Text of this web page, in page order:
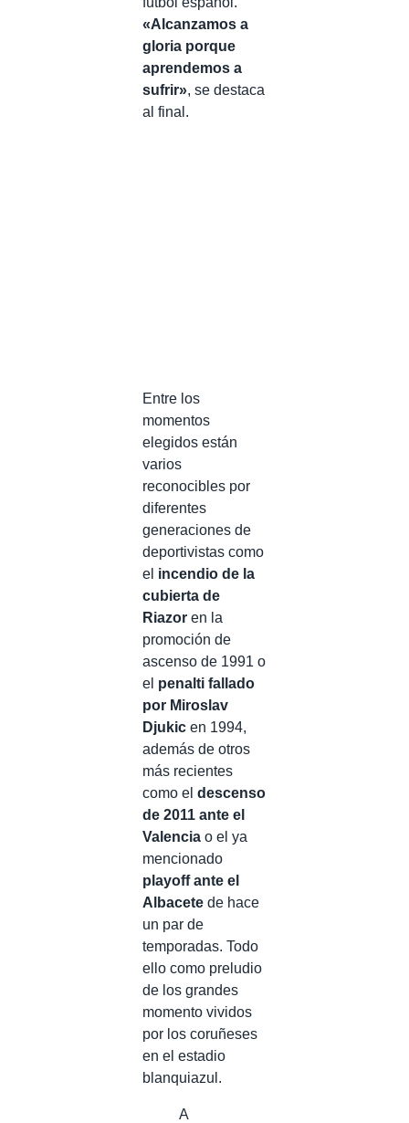
«Alcanzamos a
gloria porque
aprendemos a
sufrir», se destaca
al final.
Entre los
momentos
elegidos están
varios
reconocibles por
diferentes
generaciones de
deportivistas como
el incendio de la
cubierta de
Riazor en la
promoción de
ascenso de 1991 o
el penalti fallado
por Miroslav
Djukic en 1994,
además de otros
más recientes
como el descenso
de 2011 ante el
Valencia o el ya
mencionado
playoff ante el
Albacete de hace
un par de
temporadas. Todo
ello como preludio
de los grandes
momento vividos
por los coruñeses
en el estadio
blanquiazul.
A